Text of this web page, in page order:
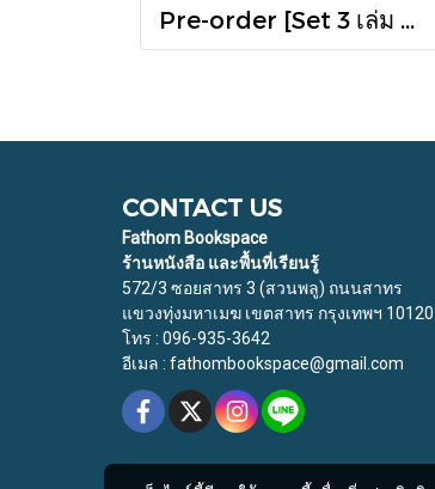
Pre-order [Set 3 เล่ม ] หนังสือชุดความสัมพันธ์ "ไทย-กัมพูชา" / มติชน
CONTACT US
Fathom Bookspace
ร้านหนังสือ และพื้นที่เรียนรู้
572/3 ซอยสาทร 3 (สวนพลู) ถนนสาทร
แขวงทุ่งมหาเมฆ เขตสาทร กรุงเทพฯ 10120
โทร : 096-935-3642
อีเมล : fathombookspace@gmail.com